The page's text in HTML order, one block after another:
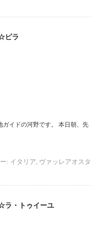
ピラ
ガイドの河野です。 本日朝、先
: イタリア ヴァッレアオスタ
ラ・トゥイーユ